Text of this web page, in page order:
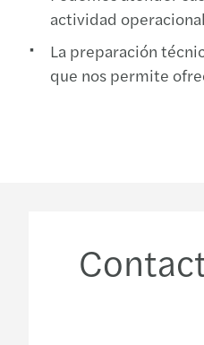
actividad
La preparación
que nos permite